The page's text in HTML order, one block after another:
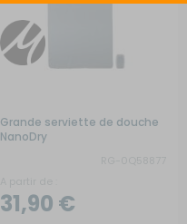
Grande serviette de douche
NanoDry
31,90 €